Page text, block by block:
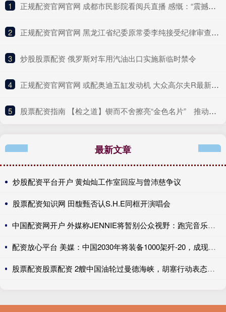
1 ​正规配资官网官网 成都市民影院看阅兵直播 感慨：“震撼、激动、自豪！”
2 ​正规配资官网官网 黑龙江省纪委原常委李纯接受纪律审查和监察调查
3 ​炒股股票配资 俄罗斯对车用汽油出口实施新临时禁令
4 ​正规配资官网官网 或配奥迪五缸发动机 大众高尔夫R最新消息曝光
5 ​股票配资指南 【检之道】锲而不舍擦亮“金色名片” 推动作风建设常态化长效化
最新文章
炒股配资平台开户 黄灿灿工作室回应与曾沛慈争议
股票配资知识网 田馥甄否认S.H.E同框开演唱会
中国配资网开户 外媒称JENNIE将暂别公众视野：跑完音乐节后会休息
配资放心平台 美媒：中国2030年将装备1000架歼-20，成现役数量最多战斗机
股票配资股票配资 2艘中国油轮过曼德海峡，胡塞行动表态：美以沙直接打，中国让行